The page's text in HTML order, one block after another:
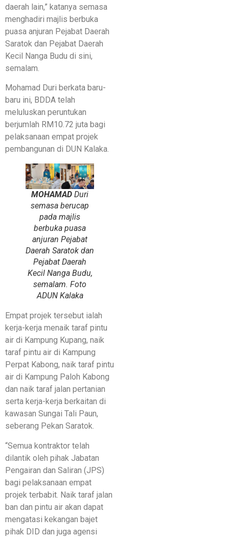
daerah lain,” katanya semasa
menghadiri majlis berbuka
puasa anjuran Pejabat Daerah
Saratok dan Pejabat Daerah
Kecil Nanga Budu di sini,
semalam.
Mohamad Duri berkata baru-
baru ini, BDDA telah
meluluskan peruntukan
berjumlah RM10.72 juta bagi
pelaksanaan empat projek
pembangunan di DUN Kalaka.
MOHAMAD Duri
semasa berucap
pada majlis
berbuka puasa
anjuran Pejabat
Daerah Saratok dan
Pejabat Daerah
Kecil Nanga Budu,
semalam. Foto
ADUN Kalaka
Empat projek tersebut ialah
kerja-kerja menaik taraf pintu
air di Kampung Kupang, naik
taraf pintu air di Kampung
Perpat Kabong, naik taraf pintu
air di Kampung Paloh Kabong
dan naik taraf jalan pertanian
serta kerja-kerja berkaitan di
kawasan Sungai Tali Paun,
seberang Pekan Saratok.
“Semua kontraktor telah
dilantik oleh pihak Jabatan
Pengairan dan Saliran (JPS)
bagi pelaksanaan empat
projek terbabit. Naik taraf jalan
ban dan pintu air akan dapat
mengatasi kekangan bajet
pihak DID dan juga agensi